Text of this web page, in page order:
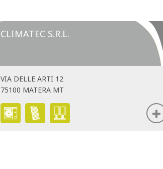
CLIMATEC S.R.L.
VIA DELLE ARTI 12
75100 MATERA MT